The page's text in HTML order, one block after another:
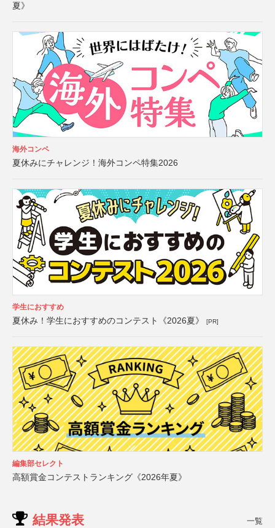
夏》
海外コンペ
夏休みにチャレンジ！海外コンペ特集2026
学生におすすめ
夏休み！学生におすすめのコンテスト《2026夏》 [PR]
編集部セレクト
高額賞金コンテストランキング《2026年夏》
結果発表 一覧